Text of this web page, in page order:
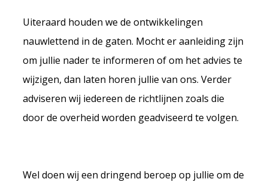
Uiteraard houden we de ontwikkelingen
nauwlettend in de gaten. Mocht er aanleiding zijn
om jullie nader te informeren of om het advies te
wijzigen, dan laten horen jullie van ons. Verder
adviseren wij iedereende richtlijnen zoals die
door de overheid worden geadviseerd te volgen.
Wel doen wij een dringend beroep op jullie om de